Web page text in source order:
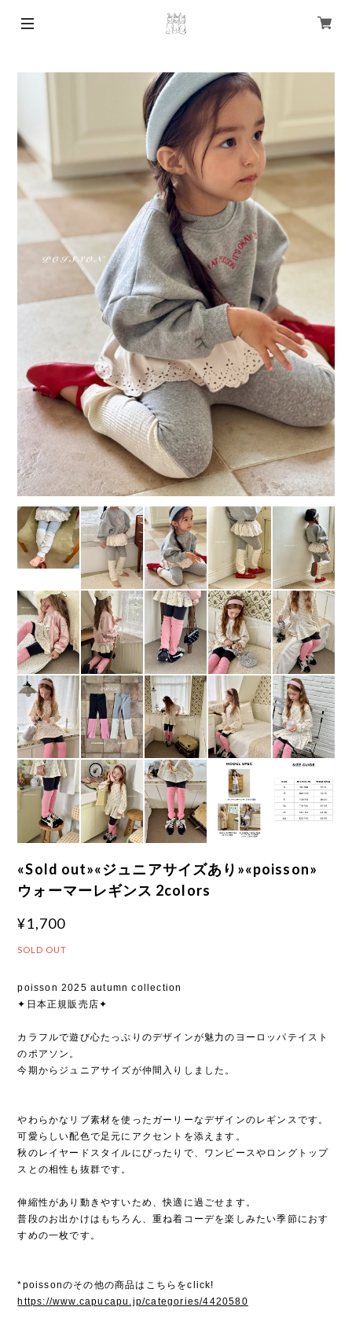
«Sold out»«ジュニアサイズあり»«poisson»
ウォーマーレギンス 2colors
¥1,700
SOLD OUT
poisson 2025 autumn collection
✦日本正規販売店✦
カラフルで遊び心たっぷりのデザインが魅力のヨーロッパテイスト
のポアソン。
今期からジュニアサイズが仲間入りしました。
やわらかなリブ素材を使ったガーリーなデザインのレギンスです。
可愛らしい配色で足元にアクセントを添えます。
秋のレイヤードスタイルにぴったりで、ワンピースやロングトップ
スとの相性も抜群です。
伸縮性があり動きやすいため、快適に過ごせます。
普段のお出かけはもちろん、重ね着コーデを楽しみたい季節におす
すめの一枚です。
*poissonのその他の商品はこちらをclick!
https://www.capucapu.jp/categories/4420580